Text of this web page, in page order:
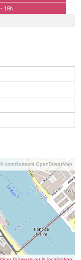
- 19h
© contributeurs OpenStreetMap